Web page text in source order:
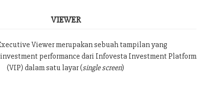
VIEWER
Viewer merupakan sebuah tampilan yang
performance dari Infovesta Investment Platform
(VIP) dalam satu layar (single screen)